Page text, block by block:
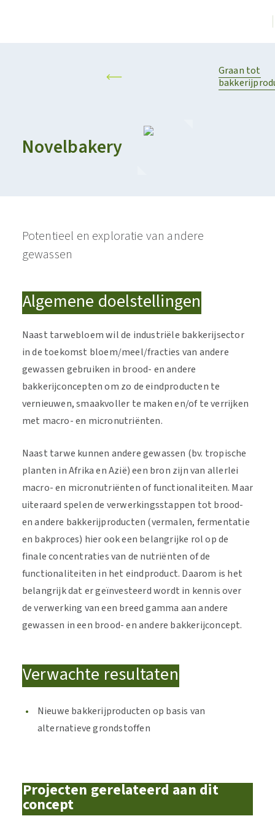
Graan tot
Novelbakery
Potentieel en exploratie van andere
gewassen
Algemene doelstellingen
Naast tarwebloem wil de industriële bakkerijsector
in de toekomst bloem/meel/fracties van andere
gewassen gebruiken in brood- en andere
bakkerijconcepten om zo de eindproducten te
vernieuwen, smaakvoller te maken en/of te verrijken
met macro- en micronutriënten.
Naast tarwe kunnen andere gewassen (bv. tropische
planten in Afrika en Azië) een bron zijn van allerlei
macro- en micronutriënten of functionaliteiten. Maar
uiteraard spelen de verwerkingsstappen tot brood-
en andere bakkerijproducten (vermalen, fermentatie
en bakproces) hier ook een belangrijke rol op de
finale concentraties van de nutriënten of de
functionaliteiten in het eindproduct. Daarom is het
belangrijk dat er geïnvesteerd wordt in kennis over
de verwerking van een breed gamma aan andere
gewassen in een brood- en andere bakkerijconcept.
Verwachte resultaten
Nieuwe bakkerijproducten op basis van
alternatieve grondstoffen
Projecten gerelateerd aan dit
concept